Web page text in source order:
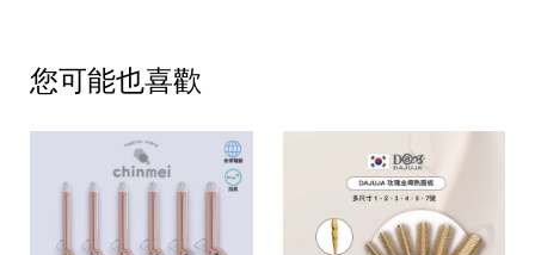
您可能也喜歡